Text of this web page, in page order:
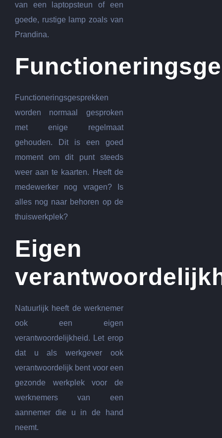
van een laptopsteun of een
goede, rustige lamp zoals van
Prandina.
Functioneringsgesprekken
worden normaal gesproken
met enige regelmaat
gehouden. Dit is een goed
moment om dit punt steeds
weer aan te kaarten. Heeft de
medewerker nog vragen? Is
alles nog naar behoren op de
thuiswerkplek?
Eigen
Natuurlijk heeft de werknemer
ook een eigen
verantwoordelijkheid. Let erop
dat u als werkgever ook
verantwoordelijk bent voor een
gezonde werkplek voor de
werknemers van een
aannemer die u in de hand
neemt.